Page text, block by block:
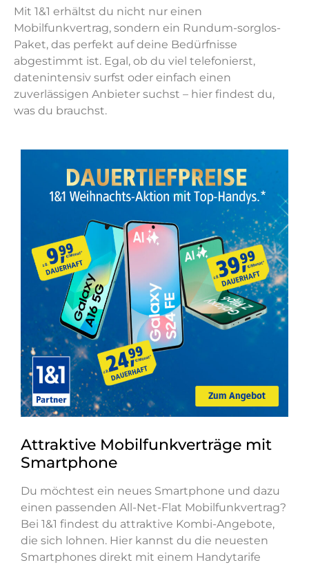
Mit 1&1 erhältst du nicht nur einen
Mobilfunkvertrag, sondern ein Rundum-sorglos-
Paket, das perfekt auf deine Bedürfnisse
abgestimmt ist. Egal, ob du viel telefonierst,
datenintensiv surfst oder einfach einen
zuverlässigen Anbieter suchst – hier findest du,
was du brauchst.
Attraktive Mobilfunkverträge mit
Smartphone
Du möchtest ein neues Smartphone und dazu
einen passenden All-Net-Flat Mobilfunkvertrag?
Bei 1&1 findest du attraktive Kombi-Angebote,
die sich lohnen. Hier kannst du die neuesten
Smartphones direkt mit einem Handytarife